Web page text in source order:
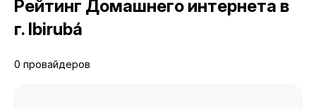
Рейтинг Домашнего интернета в
г. Ibirubá
0 провайдеров